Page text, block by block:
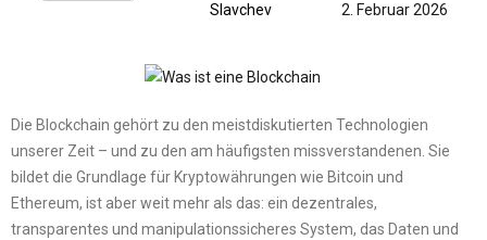
Slavchev
2. Februar 2026
Die Blockchain gehört zu den meistdiskutierten Technologien
unserer Zeit – und zu den am häufigsten missverstandenen. Sie
bildet die Grundlage für Kryptowährungen wie Bitcoin und
Ethereum, ist aber weit mehr als das: ein dezentrales,
transparentes und manipulationssicheres System, das Daten und